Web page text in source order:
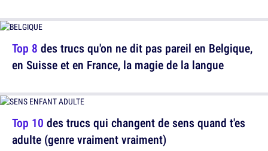
Top 10 des trucs qui changent de sens quand t'es
adulte (genre vraiment vraiment)
Top 8 des trucs qu'on ne dit pas pareil en Belgique,
en Suisse et en France, la magie de la langue